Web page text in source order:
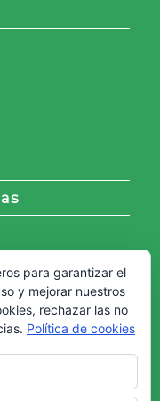
para garantizar el
y mejorar nuestros
rechazar las no
Política de cookies